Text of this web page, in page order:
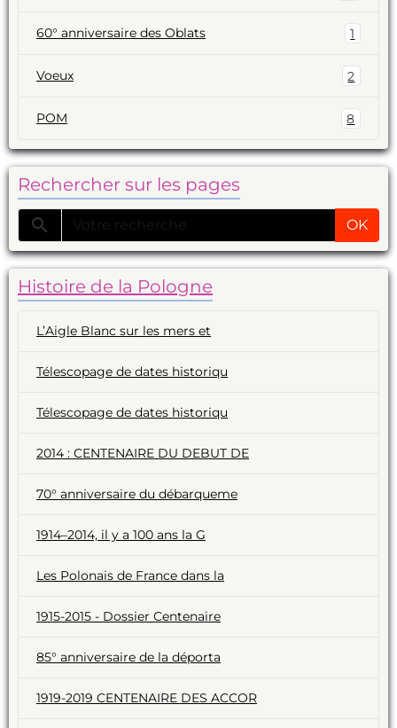
60° anniversaire des Oblats 1
Voeux 2
POM 8
Rechercher sur les pages
OK
Histoire de la Pologne
L’Aigle Blanc sur les mers et
Télescopage de dates historiqu
Télescopage de dates historiqu
2014 : CENTENAIRE DU DEBUT DE
70° anniversaire du débarqueme
1914–2014, il y a 100 ans la G
Les Polonais de France dans la
1915-2015 - Dossier Centenaire
85° anniversaire de la déporta
1919-2019 CENTENAIRE DES ACCOR